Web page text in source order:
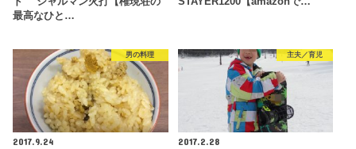
最高なひと…
男の料理
2017.9.24
主夫／育児
2017.2.28